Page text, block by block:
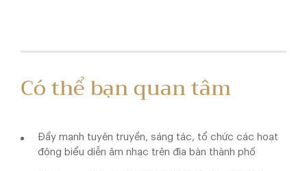
Có thể bạn quan tâm
Đẩy mạnh tuyên truyền, sáng tác, tổ chức các hoạt
động biểu diễn âm nhạc trên địa bàn thành phố